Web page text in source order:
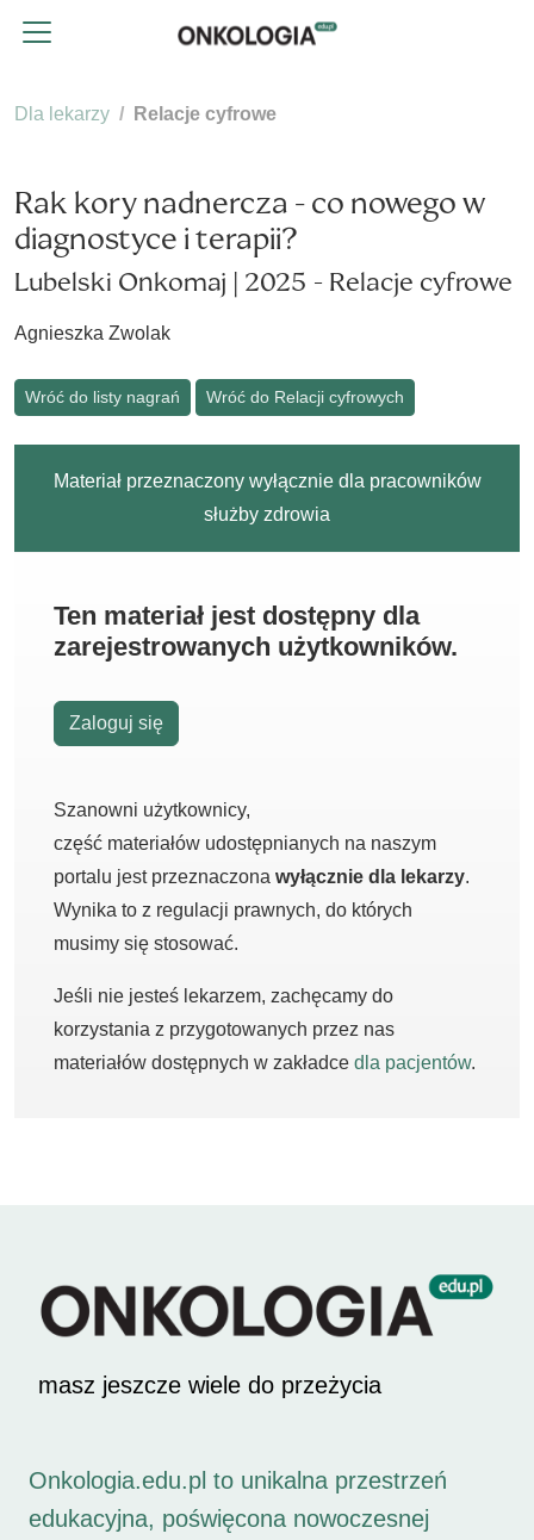
Dla lekarzy Relacje cyfrowe
Rak kory nadnercza - co nowego w
diagnostyce i terapii?
Lubelski Onkomaj | 2025 - Relacje cyfrowe
Agnieszka Zwolak
Wróć do listy nagrań Wróć do Relacji cyfrowych
Materiał przeznaczony wyłącznie dla pracowników
służby zdrowia
Ten materiał jest dostępny dla
zarejestrowanych użytkowników.
Zaloguj się
Szanowni użytkownicy,
część materiałów udostępnianych na naszym
portalu jest przeznaczona wyłącznie dla lekarzy.
Wynika to z regulacji prawnych, do których
musimy się stosować.
Jeśli nie jesteś lekarzem, zachęcamy do
korzystania z przygotowanych przez nas
materiałów dostępnych w zakładce dla pacjentów.
masz jeszcze wiele do przeżycia
Onkologia.edu.pl to unikalna przestrzeń
edukacyjna, poświęcona nowoczesnej